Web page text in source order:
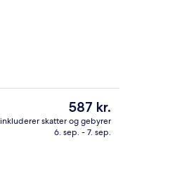
Den
nuværende
pris
587 kr.
inkluderer skatter og gebyrer
6. sep. - 7. sep.